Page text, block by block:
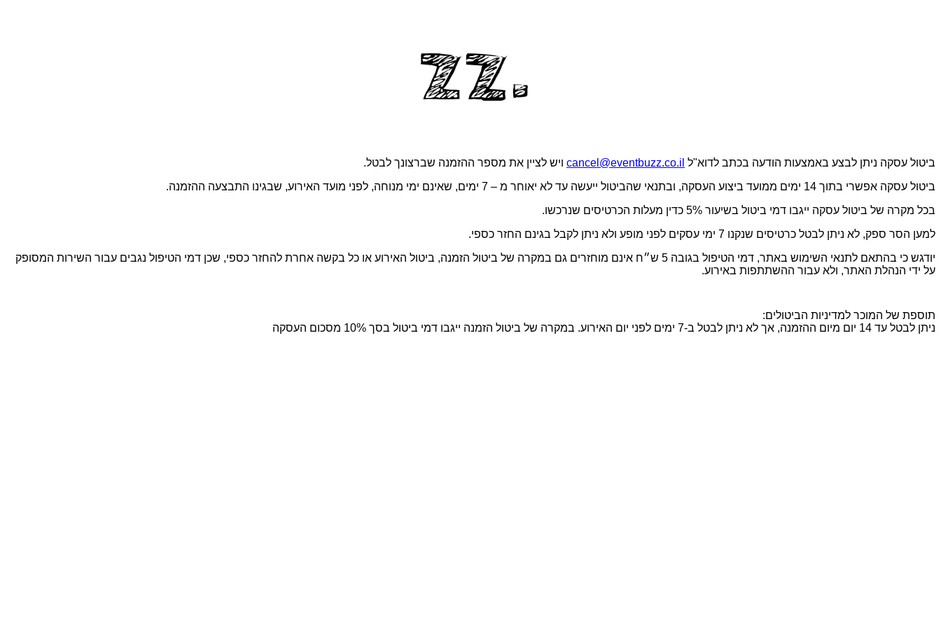
ביטול עסקה ניתן לבצע באמצעות הודעה בכתב לדוא"ל cancel@eventbuzz.co.il ויש לציין את מספר ההזמנה שברצונך לבטל.
ביטול עסקה אפשרי בתוך 14 ימים ממועד ביצוע העסקה, ובתנאי שהביטול ייעשה עד לא יאוחר מ – 7 ימים, שאינם ימי מנוחה, לפני מועד האירוע, שבגינו התבצעה ההזמנה.
בכל מקרה של ביטול עסקה ייגבו דמי ביטול בשיעור 5% כדין מעלות הכרטיסים שנרכשו.
למען הסר ספק, לא ניתן לבטל כרטיסים שנקנו 7 ימי עסקים לפני מופע ולא ניתן לקבל בגינם החזר כספי.
יודגש כי בהתאם לתנאי השימוש באתר, דמי הטיפול בגובה 5 ש״ח אינם מוחזרים גם במקרה של ביטול הזמנה, ביטול האירוע או כל בקשה אחרת להחזר כספי, שכן דמי הטיפול נגבים עבור השירות המסופק
על ידי הנהלת האתר, ולא עבור ההשתתפות באירוע.
תוספת של המוכר למדיניות הביטולים:
ניתן לבטל עד 14 יום מיום ההזמנה, אך לא ניתן לבטל ב-7 ימים לפני יום האירוע. במקרה של ביטול הזמנה ייגבו דמי ביטול בסך 10% מסכום העסקה